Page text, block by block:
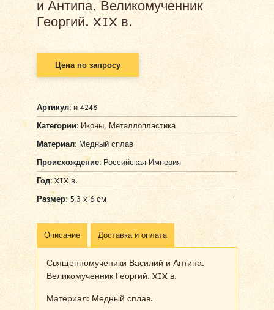
и Антипа. Великомученник
Георгий. XIX в.
Цена по запросу
Артикул:и 4248
Категории: Иконы,Металлопластика
Материал:Медный сплав
Происхождение:Российская Империя
Год:XIX в.
Размер:5,3 х 6 см
Описание Доставка и оплата
Священномученики Василий и Антипа.
Великомученник Георгий. XIX в.
Материал: Медный сплав.